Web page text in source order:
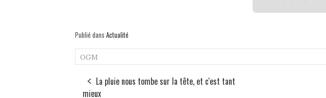
Publié dans Actualité
OGM
La pluie nous tombe sur la tête, et c'est tant
mieux